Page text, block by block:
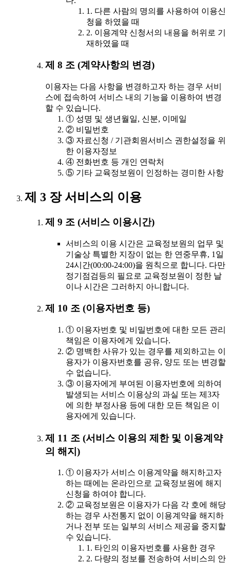
1. 다른 사람의 명의를 사용하여 이용신
청을 하였을 때
2. 이용계약 신청서의 내용을 허위로 기
재하였을 때
제 8 조 (계약사항의 변경)
이용자는 다음 사항을 변경하고자 하는 경우 서비
스에 접속하여 서비스 내의 기능을 이용하여 변경
할 수 있습니다.
① 성명 및 생년월일, 신분, 이메일
② 비밀번호
③ 자료신청 / 기관회원서비스 권한설정을 위
한 이용자정보
④ 전화번호 등 개인 연락처
⑤ 기타 교육정보원이 인정하는 경미한 사항
제 3 장 서비스의 이용
제 9 조 (서비스 이용시간)
서비스의 이용 시간은 교육정보원의 업무 및
기술상 특별한 지장이 없는 한 연중무휴, 1일
24시간(00:00-24:00)을 원칙으로 합니다. 다만
정기점검등의 필요로 교육정보원이 정한 날
이나 시간은 그러하지 아니합니다.
제 10 조 (이용자번호 등)
① 이용자번호 및 비밀번호에 대한 모든 관리
책임은 이용자에게 있습니다.
② 명백한 사유가 있는 경우를 제외하고는 이
용자가 이용자번호를 공유, 양도 또는 변경할
수 없습니다.
③ 이용자에게 부여된 이용자번호에 의하여
발생되는 서비스 이용상의 과실 또는 제3자
에 의한 부정사용 등에 대한 모든 책임은 이
용자에게 있습니다.
제 11 조 (서비스 이용의 제한 및 이용계약
의 해지)
① 이용자가 서비스 이용계약을 해지하고자
하는 때에는 온라인으로 교육정보원에 해지
신청을 하여야 합니다.
② 교육정보원은 이용자가 다음 각 호에 해당
하는 경우 사전통지 없이 이용계약을 해지하
거나 전부 또는 일부의 서비스 제공을 중지할
수 있습니다.
1. 타인의 이용자번호를 사용한 경우
2. 다량의 정보를 전송하여 서비스의 안